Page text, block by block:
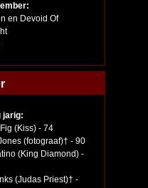
en Devoid Of
jarig:
(Kiss) - 74
(fotograaf)† - 90
(King Diamond) -
(Judas Priest)† -